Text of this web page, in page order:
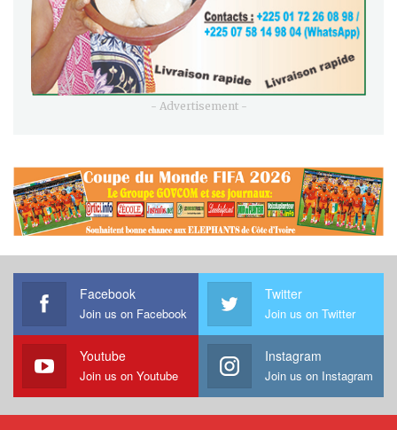
- Advertisement -
Facebook
Join us on Facebook
Twitter
Join us on Twitter
Youtube
Join us on Youtube
Instagram
Join us on Instagram